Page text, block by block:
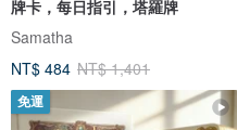
牌卡，每日指引，塔羅牌
Samatha
NT$ 484 NT$ 1,401
免運